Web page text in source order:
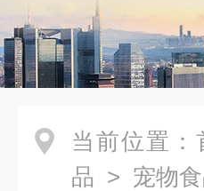
当前位置：
品 > 宠物食